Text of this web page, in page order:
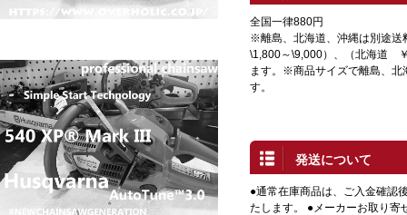
全国一律880円
※離島、北海道、沖縄は別途送
\1,800～\9,000）、（北海道
ます。※商品サイズで離島、北
す。
発送について
●通常在庫商品は、ご入金確認
たします。 ●メーカーお取り寄